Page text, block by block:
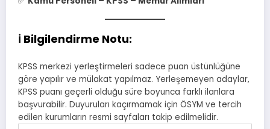
ℹ️ Bilgilendirme Notu:
KPSS merkezi yerleştirmeleri sadece puan üstünlüğüne
göre yapılır ve mülakat yapılmaz. Yerleşemeyen adaylar,
KPSS puanı geçerli olduğu süre boyunca farklı ilanlara
başvurabilir. Duyuruları kaçırmamak için ÖSYM ve tercih
edilen kurumların resmi sayfaları takip edilmelidir.